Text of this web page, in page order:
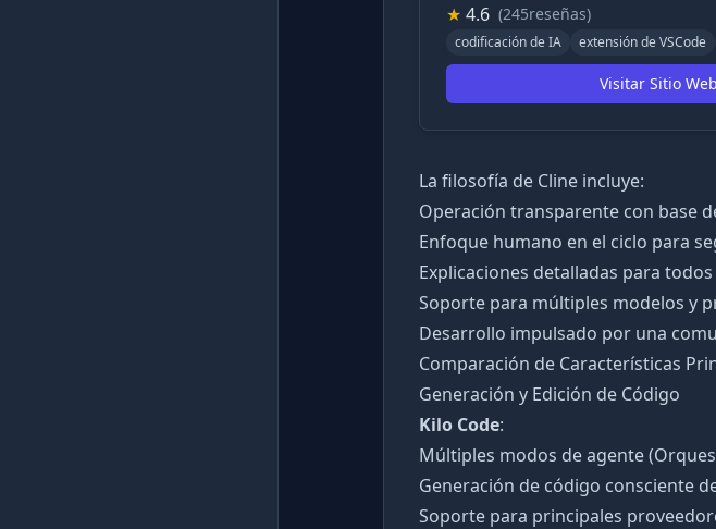
★ 4.6 (245reseñas)
codificación de IA extensión de VSCode
Visitar Sitio Web
La filosofía de Cline incluye:
Operación transparente con base
Enfoque humano en el ciclo para
Explicaciones detalladas para
Soporte para múltiples modelos y
Desarrollo impulsado por una
Comparación de Características
Generación y Edición de Código
Kilo Code:
Múltiples modos de agente
Generación de código consciente
Soporte para principales